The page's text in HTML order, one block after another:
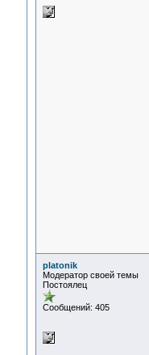
platonik
Модератор своей темы
Постоялец
Сообщений: 405